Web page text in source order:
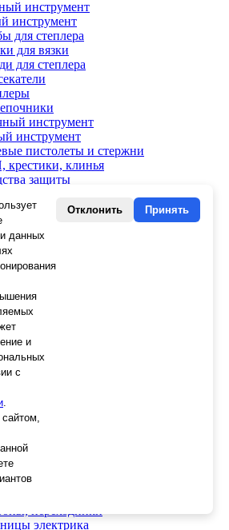
инструмент
для степлера
для вязки
для степлера
инструмент
пистолеты и стержни
клинья
защиты
малярная, скотч
для герметика и пены
серпянка
инструмент
утконосы
бородки, кернеры
электрика
данных
и
с
.
Отклонить Принять